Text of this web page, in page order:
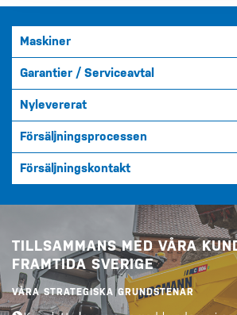
Maskiner
Garantier / Serviceavtal
Nylevererat
Försäljningsprocessen
Försäljningskontakt
TILLSAMMANS MED VÅRA
FRAMTIDA SVERIGE
VÅRA STRATEGISKA GRUNDSTENAR